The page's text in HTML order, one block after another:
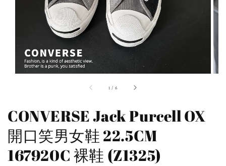
1 / 6
CONVERSE Jack Purcell OX
開口笑男女鞋 22.5CM
167920C 裸鞋 (Z1325)